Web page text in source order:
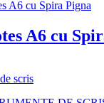
A6 cu
scris